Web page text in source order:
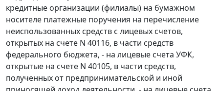
кредитные организации (филиалы) на бумажном
носителе платежные поручения на перечисление
неиспользованных средств с лицевых счетов,
открытых на счете N 40116, в части средств
федерального бюджета, - на лицевые счета УФК,
открытые на счете N 40105, в части средств,
полученных от предпринимательской и иной